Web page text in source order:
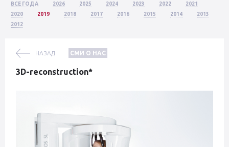
ВСЕ ГОДА 2026 2025 2024 2023 2022
2021
2020
2019 2018 2017 2016 2015 2014
2013
2012
НАЗАД СМИ О НАС
3D-reconstruction*